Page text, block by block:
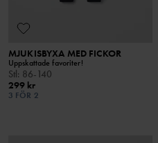
MJUKISBYXA MED FICKOR
Uppskattade favoriter!
Stl: 86-140
299 kr
3 FÖR 2